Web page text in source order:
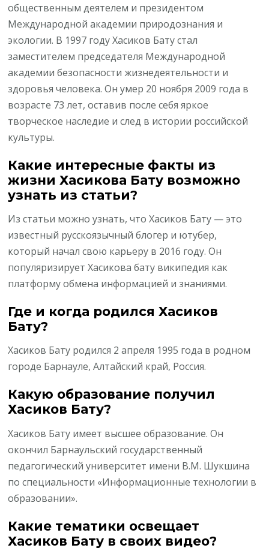
общественным деятелем и президентом
Международной академии природознания и
экологии. В 1997 году Хасиков Бату стал
заместителем председателя Международной
академии безопасности жизнедеятельности и
здоровья человека. Он умер 20 ноября 2009 года в
возрасте 73 лет, оставив после себя яркое
творческое наследие и след в истории российской
культуры.
Какие интересные факты из
жизни Хасикова Бату возможно
узнать из статьи?
Из статьи можно узнать, что Хасиков Бату — это
известный русскоязычный блогер и ютубер,
который начал свою карьеру в 2016 году. Он
популяризирует Хасикова бату википедия как
платформу обмена информацией и знаниями.
Где и когда родился Хасиков
Бату?
Хасиков Бату родился 2 апреля 1995 года в родном
городе Барнауле, Алтайский край, Россия.
Какую образование получил
Хасиков Бату?
Хасиков Бату имеет высшее образование. Он
окончил Барнаульский государственный
педагогический университет имени В.М. Шукшина
по специальности «Информационные технологии в
образовании».
Какие тематики освещает
Хасиков Бату в своих видео?